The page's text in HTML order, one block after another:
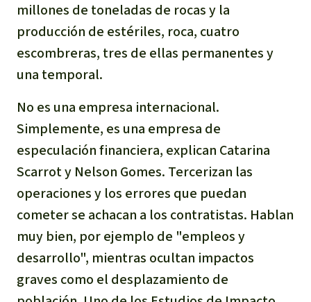
millones de toneladas de rocas y la
producción de estériles, roca, cuatro
escombreras, tres de ellas permanentes y
una temporal.
No es una empresa internacional.
Simplemente, es una empresa de
especulación financiera, explican Catarina
Scarrot y Nelson Gomes. Tercerizan las
operaciones y los errores que puedan
cometer se achacan a los contratistas. Hablan
muy bien, por ejemplo de "empleos y
desarrollo", mientras ocultan impactos
graves como el desplazamiento de